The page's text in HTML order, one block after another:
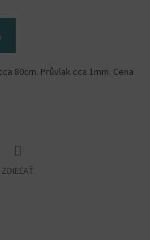
80cm. Průvlak cca 1mm. Cena
ZDIEĽAŤ